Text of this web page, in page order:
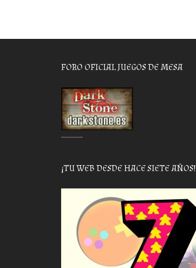
FORO OFICIAL JUEGOS DE MESA
………..
¡TU WEB DESDE HACE SIETE AÑOS!